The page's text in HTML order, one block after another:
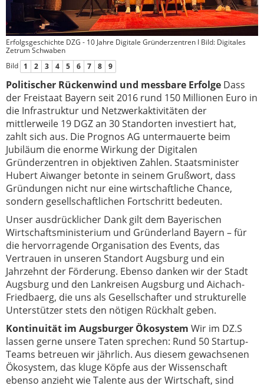
Erfolgsgeschichte DZG - 10 Jahre Digitale Gründerzentren I Bild: Digitales
Zetrum Schwaben
Bild 1 2 3 4 5 6 7 8 9
Politischer Rückenwind und messbare Erfolge Dass
der Freistaat Bayern seit 2016 rund 150 Millionen Euro in
die Infrastruktur und Netzwerkaktivitäten der
mittlerweile 19 DGZ an 30 Standorten investiert hat,
zahlt sich aus. Die Prognos AG untermauerte beim
Jubiläum die enorme Wirkung der Digitalen
Gründerzentren in objektiven Zahlen. Staatsminister
Hubert Aiwanger betonte in seinem Grußwort, dass
Gründungen nicht nur eine wirtschaftliche Chance,
sondern gesellschaftlichen Fortschritt bedeuten.
Unser ausdrücklicher Dank gilt dem Bayerischen
Wirtschaftsministerium und Gründerland Bayern – für
die hervorragende Organisation des Events, das
Vertrauen in unseren Standort Augsburg und ein
Jahrzehnt der Förderung. Ebenso danken wir der Stadt
Augsburg und den Lankreisen Augsburg und Aichach-
Friedbaerg, die uns als Gesellschafter und strukturelle
Unterstützer stets den nötigen Rückhalt geben.
Kontinuität im Augsburger Ökosystem Wir im DZ.S
lassen gerne unsere Taten sprechen: Rund 50 Startup-
Teams betreuen wir jährlich. Aus diesem gewachsenen
Ökosystem, das kluge Köpfe aus der Wissenschaft
ebenso anzieht wie Talente aus der Wirtschaft, sind